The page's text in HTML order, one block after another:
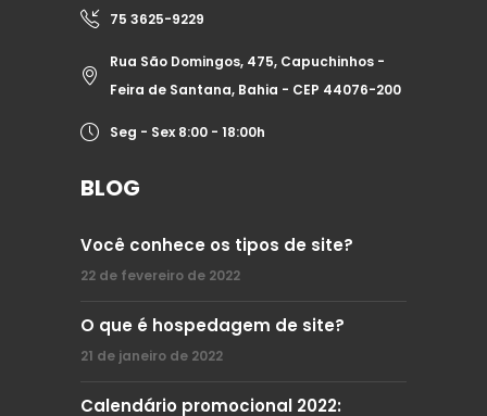
75 3625-9229
Rua São Domingos, 475, Capuchinhos -
Feira de Santana, Bahia - CEP 44076-200
Seg - Sex 8:00 - 18:00h
BLOG
Você conhece os tipos de site?
22 de fevereiro de 2022
O que é hospedagem de site?
21 de janeiro de 2022
Calendário promocional 2022: